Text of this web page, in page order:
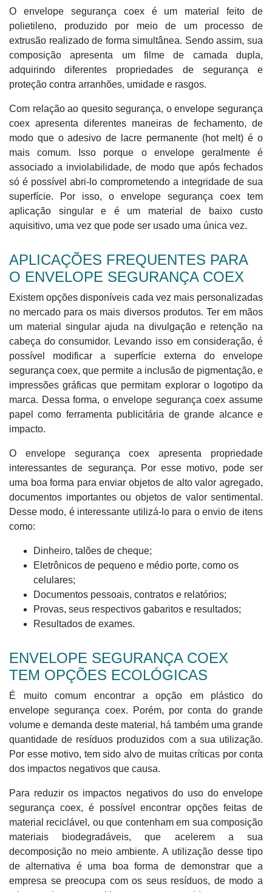
O envelope segurança coex é um material feito de
polietileno, produzido por meio de um processo de
extrusão realizado de forma simultânea. Sendo assim, sua
composição apresenta um filme de camada dupla,
adquirindo diferentes propriedades de segurança e
proteção contra arranhões, umidade e rasgos.
Com relação ao quesito segurança, o envelope segurança
coex apresenta diferentes maneiras de fechamento, de
modo que o adesivo de lacre permanente (hot melt) é o
mais comum. Isso porque o envelope geralmente é
associado a inviolabilidade, de modo que após fechados
só é possível abri-lo comprometendo a integridade de sua
superfície. Por isso, o envelope segurança coex tem
aplicação singular e é um material de baixo custo
aquisitivo, uma vez que pode ser usado uma única vez.
APLICAÇÕES FREQUENTES PARA
O ENVELOPE SEGURANÇA COEX
Existem opções disponíveis cada vez mais personalizadas
no mercado para os mais diversos produtos. Ter em mãos
um material singular ajuda na divulgação e retenção na
cabeça do consumidor. Levando isso em consideração, é
possível modificar a superfície externa do envelope
segurança coex, que permite a inclusão de pigmentação, e
impressões gráficas que permitam explorar o logotipo da
marca. Dessa forma, o envelope segurança coex assume
papel como ferramenta publicitária de grande alcance e
impacto.
O envelope segurança coex apresenta propriedade
interessantes de segurança. Por esse motivo, pode ser
uma boa forma para enviar objetos de alto valor agregado,
documentos importantes ou objetos de valor sentimental.
Desse modo, é interessante utilizá-lo para o envio de itens
como:
Dinheiro, talões de cheque;
Eletrônicos de pequeno e médio porte, como os
celulares;
Documentos pessoais, contratos e relatórios;
Provas, seus respectivos gabaritos e resultados;
Resultados de exames.
ENVELOPE SEGURANÇA COEX
TEM OPÇÕES ECOLÓGICAS
É muito comum encontrar a opção em plástico do
envelope segurança coex. Porém, por conta do grande
volume e demanda deste material, há também uma grande
quantidade de resíduos produzidos com a sua utilização.
Por esse motivo, tem sido alvo de muitas críticas por conta
dos impactos negativos que causa.
Para reduzir os impactos negativos do uso do envelope
segurança coex, é possível encontrar opções feitas de
material reciclável, ou que contenham em sua composição
materiais biodegradáveis, que acelerem a sua
decomposição no meio ambiente. A utilização desse tipo
de alternativa é uma boa forma de demonstrar que a
empresa se preocupa com os seus resíduos, de modo a